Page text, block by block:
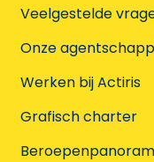
Veelgestelde
Onze
Werken bij Actiris
Grafisch charter